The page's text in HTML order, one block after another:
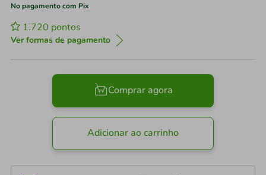
No pagamento com Pix
1.720 pontos
Ver formas de pagamento
Comprar agora
Adicionar ao carrinho